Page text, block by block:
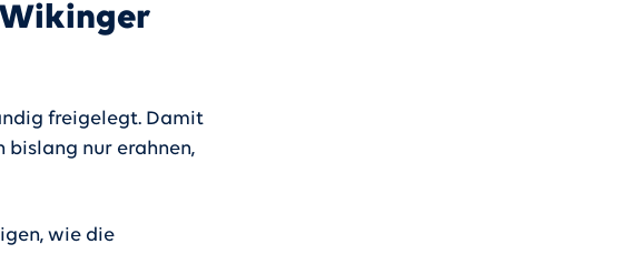
Wikinger
freigelegt. Damit
bislang nur erahnen,
wie die